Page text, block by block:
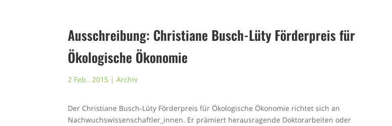
Ausschreibung: Christiane Busch-Lüty Förderpreis für
Ökologische Ökonomie
2 Feb.. 2015 |Archiv
Der Christiane Busch-Lüty Förderpreis für Ökologische Ökonomie richtet sich an
Nachwuchswissenschaftler_innen. Er prämiert herausragende Doktorarbeiten oder